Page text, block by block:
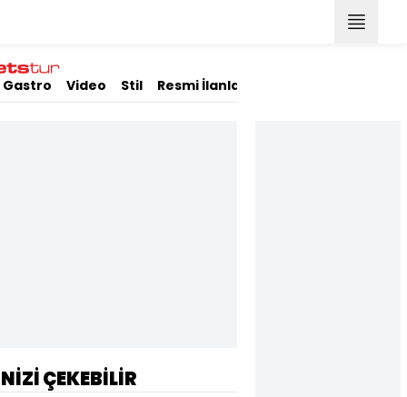
Gastro Video Stil Resmi İlanlar
ÇEKEBİLİR